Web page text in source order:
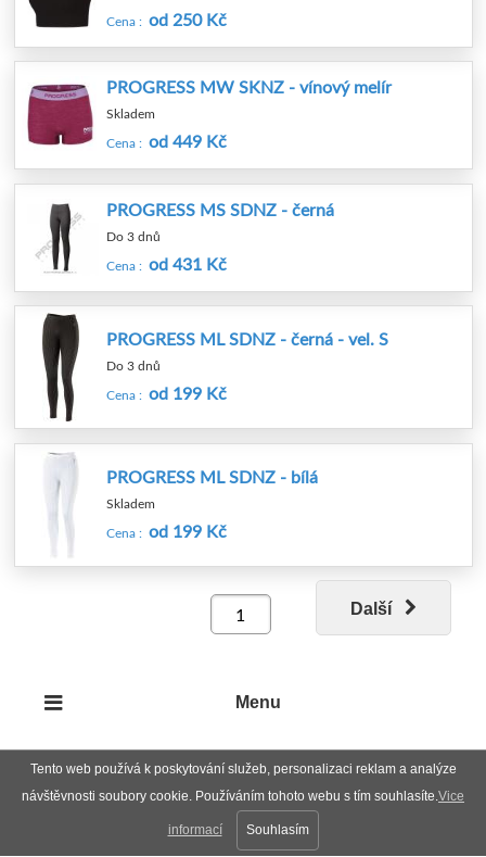
Tento web používá k poskytování služeb, personalizaci reklam a analýze
návštěvnosti soubory cookie. Používáním tohoto webu s tím souhlasíte.Vice
informací Souhlasím
Cena : od 250 Kč
PROGRESS MW SKNZ - vínový melír
Skladem
Cena : od 449 Kč
PROGRESS MS SDNZ - černá
Do 3 dnů
Cena : od 431 Kč
PROGRESS ML SDNZ - černá - vel. S
Do 3 dnů
Cena : od 199 Kč
PROGRESS ML SDNZ - bílá
Skladem
Cena : od 199 Kč
Další
Menu